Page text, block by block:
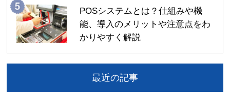
POSシステムとは？仕組みや機
能、導入のメリットや注意点をわ
かりやすく解説
最近の記事